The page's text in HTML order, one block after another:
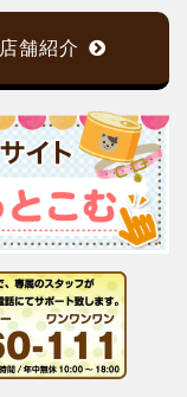
店舗紹介